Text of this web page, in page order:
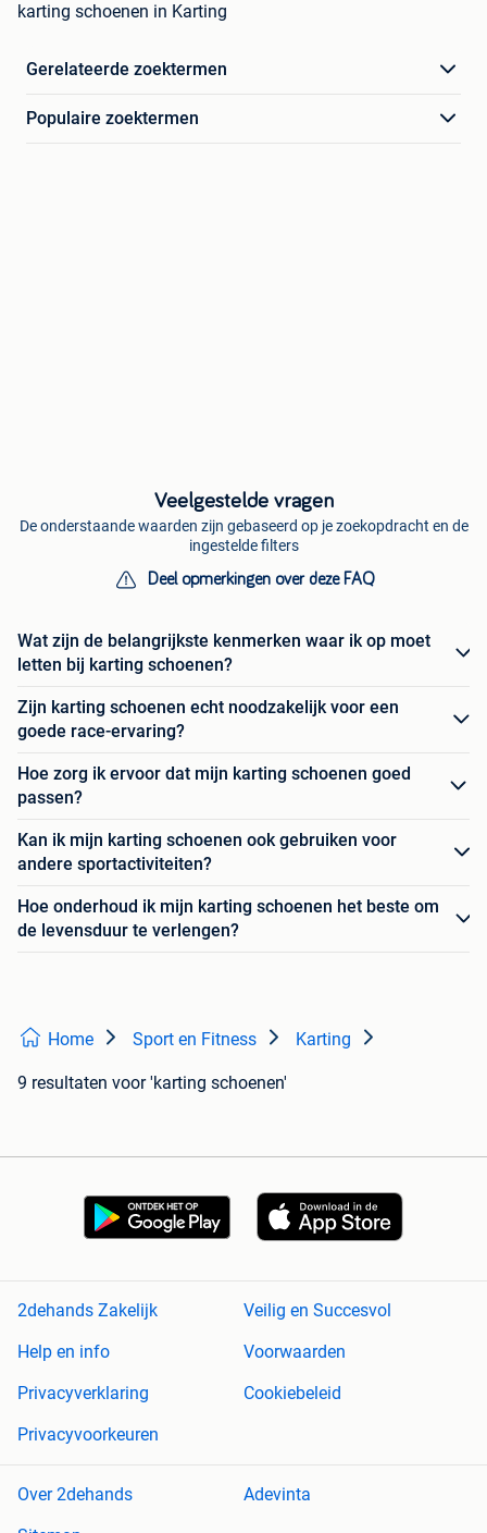
karting schoenen in Karting
Gerelateerde zoektermen
Populaire zoektermen
Veelgestelde vragen
De onderstaande waarden zijn gebaseerd op je zoekopdracht en de
ingestelde filters
Deel opmerkingen over deze FAQ
Wat zijn de belangrijkste kenmerken waar ik op moet
letten bij karting schoenen?
Zijn karting schoenen echt noodzakelijk voor een
goede race-ervaring?
Hoe zorg ik ervoor dat mijn karting schoenen goed
passen?
Kan ik mijn karting schoenen ook gebruiken voor
andere sportactiviteiten?
Hoe onderhoud ik mijn karting schoenen het beste om
de levensduur te verlengen?
Home Sport en Fitness Karting
9 resultaten voor 'karting schoenen'
2dehands Zakelijk
Veilig en Succesvol
Help en info
Voorwaarden
Privacyverklaring
Cookiebeleid
Privacyvoorkeuren
Over 2dehands
Adevinta